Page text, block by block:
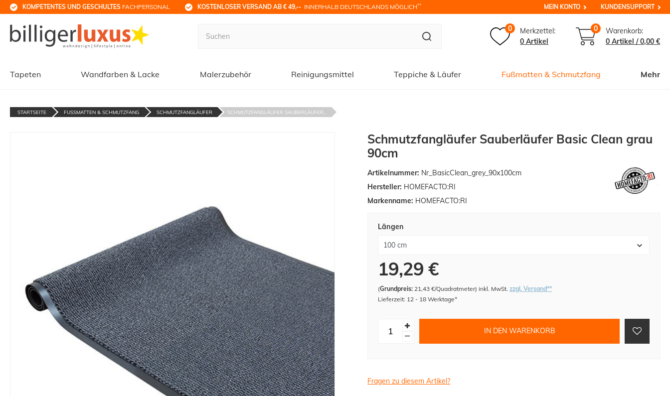
KOMPETENTES UND GESCHULTES FACHPERSONAL KOSTENLOSER VERSAND AB € 49,-- INNERHALB DEUTSCHLANDS MÖGLICH** MEIN KONTO KUNDENSUPPORT
0
Merkzettel:
0 Artikel
0
Warenkorb:
0 Artikel /0,00 €
Tapeten Wandfarben & Lacke Malerzubehör Reinigungsmittel Teppiche & Läufer Fußmatten & Schmutzfang Mehr
STARTSEITE FUSSMATTEN & SCHMUTZFANG SCHMUTZFANGLÄUFER SCHMUTZFANGLÄUFER SAUBERLÄUFER...
Schmutzfangläufer Sauberläufer Basic Clean grau
90cm
Artikelnummer: Nr_BasicClean_grey_90x100cm
Hersteller: HOMEFACTO:RI
Markenname: HOMEFACTO:RI
Längen
19,29 €
(Grundpreis: 21,43 €/Quadratmeter)inkl. MwSt.zzgl. Versand**
Lieferzeit: 12 - 18 Werktage*
IN DEN WARENKORB
Fragen zu diesem Artikel?